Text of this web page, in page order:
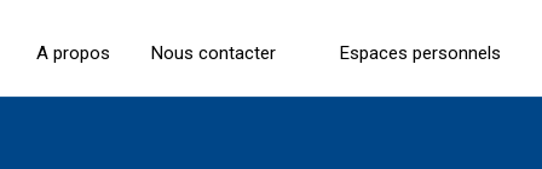
A propos Nous contacter Espaces personnels